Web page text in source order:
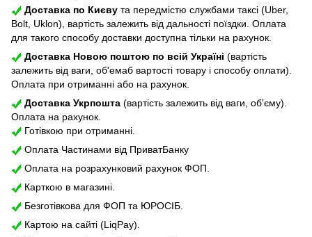
Доставка по Києву та передмістю службами таксі (Uber,
Bolt, Uklon), вартість залежить від дальності поїздки. Оплата
для такого способу доставки доступна тільки на рахунок.
Доставка Новою поштою по всій Україні (вартість
залежить від ваги, об'емаб вартості товару і способу оплати).
Оплата при отриманні або на рахунок.
Доставка Укрпошта (вартість залежить від ваги, об'єму).
Оплата на рахунок.
Готівкою при отриманні.
Оплата Частинами від ПриватБанку
Оплата на розрахунковий рахунок ФОП.
Карткою в магазині.
Безготівкова для ФОП та ЮРОСІБ.
Картою на сайті (LiqPay).